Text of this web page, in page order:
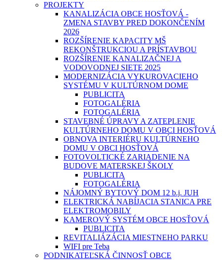
PROJEKTY
KANALIZÁCIA OBCE HOSŤOVÁ -
ZMENA STAVBY PRED DOKONČENÍM
2026
ROZŠÍRENIE KAPACITY MŠ
REKONŠTRUKCIOU A PRÍSTAVBOU
ROZŠÍRENIE KANALIZAČNEJ A
VODOVODNEJ SIETE 2025
MODERNIZÁCIA VYKUROVACIEHO
SYSTÉMU V KULTÚRNOM DOME
PUBLICITA
FOTOGALÉRIA
FOTOGALÉRIA
STAVEBNÉ ÚPRAVY A ZATEPLENIE
KULTÚRNEHO DOMU V OBCI HOSŤOVÁ
OBNOVA INTERIÉRU KULTÚRNEHO
DOMU V OBCI HOSŤOVÁ
FOTOVOLTICKÉ ZARIADENIE NA
BUDOVE MATERSKEJ ŠKOLY
PUBLICITA
FOTOGALÉRIA
NÁJOMNÝ BYTOVÝ DOM 12 b.j. JUH
ELEKTRICKÁ NABÍJACIA STANICA PRE
ELEKTROMOBILY
KAMEROVÝ SYSTÉM OBCE HOSŤOVÁ
PUBLICITA
REVITALIÁZÁCIA MIESTNEHO PARKU
WIFI pre Teba
PODNIKATEĽSKÁ ČINNOSŤ OBCE